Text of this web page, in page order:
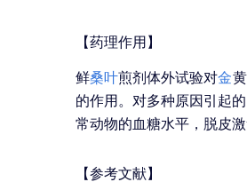
【药理作用】
鲜桑叶煎剂体外试验对金
的作用。对多种原因引起
常动物的血糖水平，脱皮
【参考文献】